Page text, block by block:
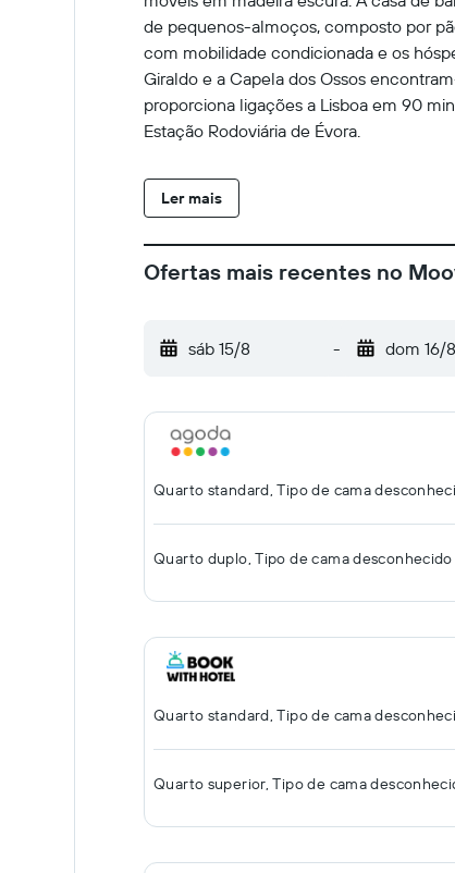
de pequenos-almoços, composto por
com mobilidade condicionada e os
Giraldo e a Capela dos Ossos
proporciona ligações a Lisboa em 90
Estação Rodoviária de Évora.
Ler mais
Ofertas mais recentes no
sáb 15/8 - dom 16/8
Quarto standard, Tipo de cama
Quarto duplo, Tipo de cama desconhecido
Quarto standard, Tipo de cama
Quarto superior, Tipo de cama